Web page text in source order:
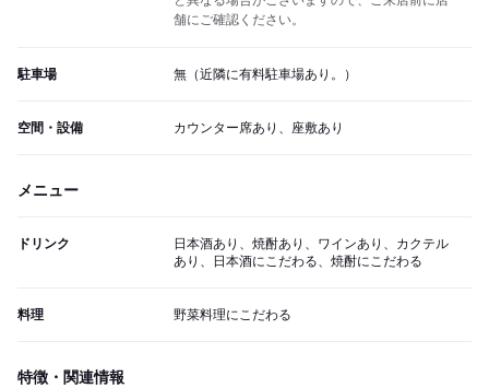
舗にご確認ください。
駐車場 無（近隣に有料駐車場あり。）
空間・設備 カウンター席あり、座敷あり
メニュー
ドリンク
日本酒あり、焼酎あり、ワインあり、カクテル
あり、日本酒にこだわる、焼酎にこだわる
料理 野菜料理にこだわる
特徴・関連情報